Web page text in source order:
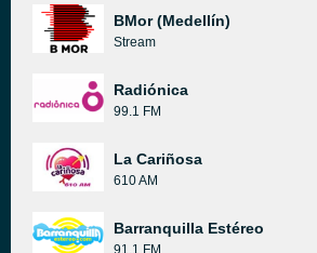
BMor (Medellín)
Stream
Radiónica
99.1 FM
La Cariñosa
610 AM
Barranquilla Estéreo
91.1 FM